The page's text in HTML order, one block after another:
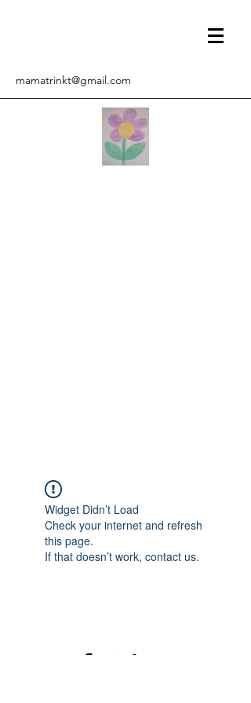
mamatrinkt@gmail.com
Widget Didn’t Load
Check your internet and refresh
this page.
If that doesn’t work, contact us.